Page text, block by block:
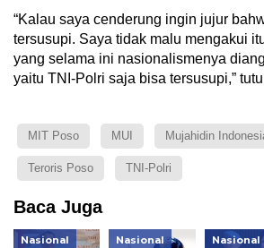
“Kalau saya cenderung ingin jujur
tersusupi. Saya tidak malu mengakui
yang selama ini nasionalismenya
yaitu TNI-Polri saja bisa tersusupi,”
MIT Poso MUI Mujahidin
Teroris Poso TNI-Polri
Baca Juga
Nasional Nasional Nasional